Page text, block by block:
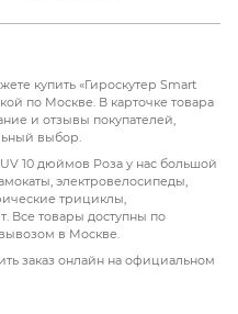
купить «Гироскутер Smart
по Москве. В карточке товара
и отзывы покупателей,
выбор.
10 дюймов Роза у нас большой
электровелосипеды,
трициклы,
Все товары доступны по
в Москве.
заказ онлайн на официальном